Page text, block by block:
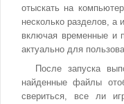
отыскать на
несколько разделов, а
включая временные и
актуально для
После запуска
найденные файлы
свериться, все ли